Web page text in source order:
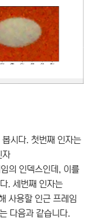
시다. 첫번째 인자는
자
의 인덱스인데, 이를
. 세번째 인자는
사용할 인근 프레임
다음과 같습니다.